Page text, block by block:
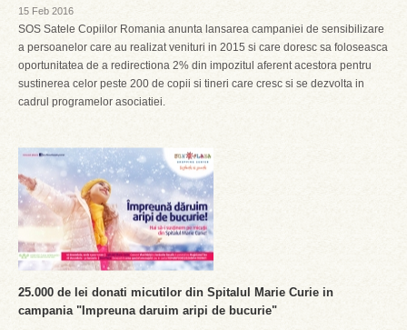
15 Feb 2016
SOS Satele Copiilor Romania anunta lansarea campaniei de sensibilizare
a persoanelor care au realizat venituri in 2015 si care doresc sa foloseasca
oportunitatea de a redirectiona 2% din impozitul aferent acestora pentru
sustinerea celor peste 200 de copii si tineri care cresc si se dezvolta in
cadrul programelor asociatiei.
25.000 de lei donati micutilor din Spitalul Marie Curie in
campania "Impreuna daruim aripi de bucurie"